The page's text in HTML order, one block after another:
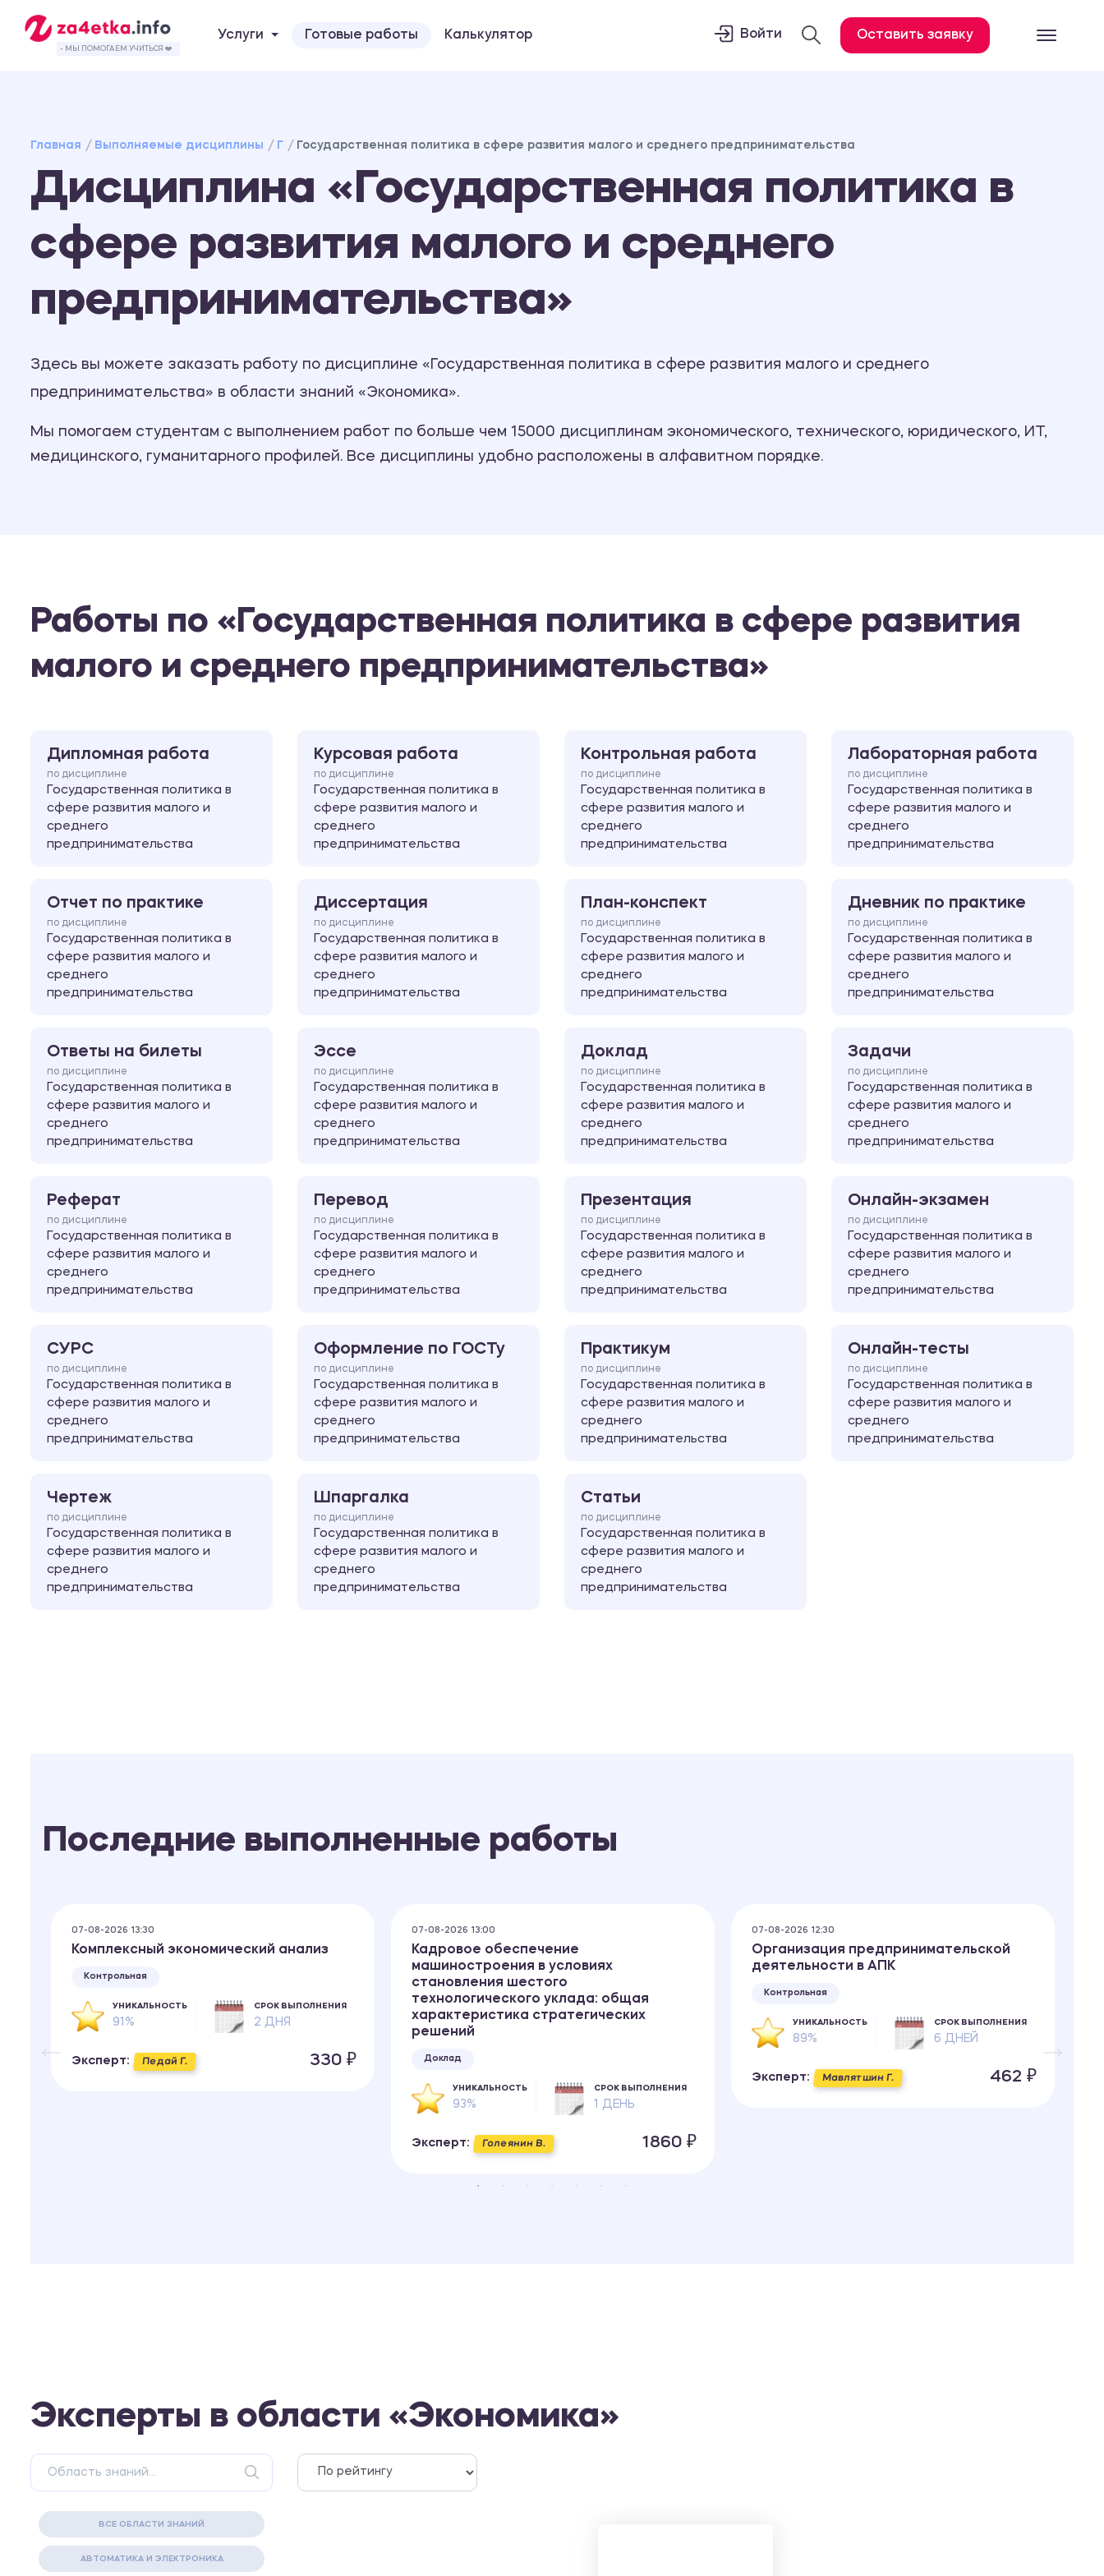
Курсовая работа
- МЫ ПОМОГАЕМ УЧИТЬСЯ ❤️
Услуги Готовые работы Калькулятор Войти Оставить заявку
Главная Выполняемые дисциплины Г Государственная политика в сфере развития малого и среднего предпринимательства
Дисциплина «Государственная политика в
сфере развития малого и среднего
предпринимательства»
Здесь вы можете заказать работу по дисциплине «Государственная политика в сфере развития малого и среднего
предпринимательства» в области знаний «Экономика».
Мы помогаем студентам с выполнением работ по больше чем 15000 дисциплинам экономического, технического, юридического, ИТ,
медицинского, гуманитарного профилей. Все дисциплины удобно расположены в алфавитном порядке.
Работы по «Государственная политика в сфере развития
малого и среднего предпринимательства»
Дипломная работа
по дисциплине
Государственная политика в
сфере развития малого и
среднего
предпринимательства
Курсовая работа
по дисциплине
Государственная политика в
сфере развития малого и
среднего
предпринимательства
Контрольная работа
по дисциплине
Государственная политика в
сфере развития малого и
среднего
предпринимательства
Лабораторная работа
по дисциплине
Государственная политика в
сфере развития малого и
среднего
предпринимательства
Отчет по практике
по дисциплине
Государственная политика в
сфере развития малого и
среднего
предпринимательства
Диссертация
по дисциплине
Государственная политика в
сфере развития малого и
среднего
предпринимательства
План-конспект
по дисциплине
Государственная политика в
сфере развития малого и
среднего
предпринимательства
Дневник по практике
по дисциплине
Государственная политика в
сфере развития малого и
среднего
предпринимательства
Ответы на билеты
по дисциплине
Государственная политика в
сфере развития малого и
среднего
предпринимательства
Эссе
по дисциплине
Государственная политика в
сфере развития малого и
среднего
предпринимательства
Доклад
по дисциплине
Государственная политика в
сфере развития малого и
среднего
предпринимательства
Задачи
по дисциплине
Государственная политика в
сфере развития малого и
среднего
предпринимательства
Реферат
по дисциплине
Государственная политика в
сфере развития малого и
среднего
предпринимательства
Перевод
по дисциплине
Государственная политика в
сфере развития малого и
среднего
предпринимательства
Презентация
по дисциплине
Государственная политика в
сфере развития малого и
среднего
предпринимательства
Онлайн-экзамен
по дисциплине
Государственная политика в
сфере развития малого и
среднего
предпринимательства
СУРС
по дисциплине
Государственная политика в
сфере развития малого и
среднего
предпринимательства
Оформление по ГОСТу
по дисциплине
Государственная политика в
сфере развития малого и
среднего
предпринимательства
Практикум
по дисциплине
Государственная политика в
сфере развития малого и
среднего
предпринимательства
Онлайн-тесты
по дисциплине
Государственная политика в
сфере развития малого и
среднего
предпринимательства
Чертеж
по дисциплине
Государственная политика в
сфере развития малого и
среднего
предпринимательства
Шпаргалка
по дисциплине
Государственная политика в
сфере развития малого и
среднего
предпринимательства
Статьи
по дисциплине
Государственная политика в
сфере развития малого и
среднего
предпринимательства
Последние выполненные работы
07-08-2026 13:30
Комплексный экономический анализ
Контрольная
УНИКАЛЬНОСТЬ
91%
СРОК ВЫПОЛНЕНИЯ
2 ДНЯ
Эксперт: Педай Г. 330 ₽
07-08-2026 13:00
Кадровое обеспечение
машиностроения в условиях
становления шестого
технологического уклада: общая
характеристика стратегических
решений
Доклад
УНИКАЛЬНОСТЬ
93%
СРОК ВЫПОЛНЕНИЯ
1 ДЕНЬ
Эксперт: Голеянин В. 1860 ₽
07-08-2026 12:30
Организация предпринимательской
деятельности в АПК
Контрольная
УНИКАЛЬНОСТЬ
89%
СРОК ВЫПОЛНЕНИЯ
6 ДНЕЙ
Эксперт: Мавлятшин Г. 462 ₽
Эксперты в области «Экономика»
ВСЕ ОБЛАСТИ ЗНАНИЙ
АВТОМАТИКА И ЭЛЕКТРОНИКА